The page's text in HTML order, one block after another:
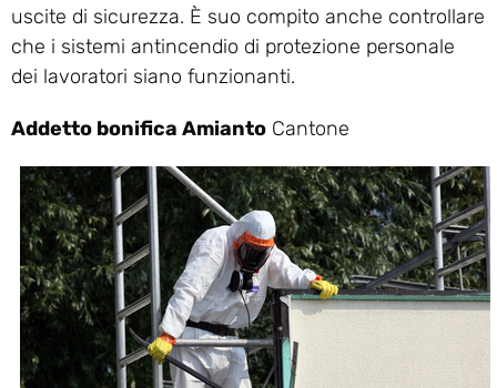
uscite di sicurezza. È suo compito anche controllare
che i sistemi antincendio di protezione personale
dei lavoratori siano funzionanti.
Addetto bonifica Amianto Cantone